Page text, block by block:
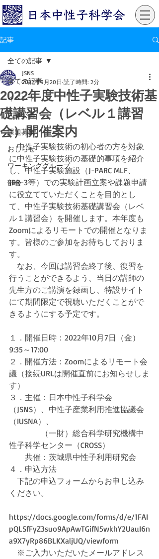
記事
全ての記事
イベント
人事公募
課題募集
おしらせ
ワーキンググループ
部会
全ての記事
2022年度中性子実験技術基
礎講習会（レベル１講習
会）開催案内
JSNS
2022年9月20日 読了時間: 2分
中性子実験技術の初心者の方を対象
に中性子実験技術の基礎的事項を紹介
し、中性子実験施設（J-PARC MLF、
JRR-3等）での実験計画立案や課題申請
に役立てていただくことを目的とし
て、中性子実験技術基礎講習会（レベ
ル１講習会）を開催します。本年度も
Zoomによるリモートでの開催となりま
す。皆様のご参加をお待ちしておりま
す。
なお、今回は講習会終了後、復習を
行うことができるよう、当日の講師の
先生方のご講演を録画し、特設サイト
にて期間限定で視聴いただくことがで
きるようにする予定です。
１．開催日時：2022年10月7日（金）
9:35～17:00
２．開催方法：Zoomによるリモート会
議（接続URLは開催直前にお知らせしま
す）
３．主催：日本中性子科学会
（JSNS）、中性子産業利用推進協議会
（IUSNA）、
（一財）総合科学研究機構中
性子科学センター（CROSS）
共催：茨城県中性子利用研究会
４．申込方法
下記の申込フォームからお申し込み
ください。
https://docs.google.com/forms/d/e/1FAI
pQLSfFyZ3suo9ApAwTGifN5wkhY2UauI6n
a9X7yRp86BLKXaljUQ/viewform
※ご入力いただいたメールアドレス